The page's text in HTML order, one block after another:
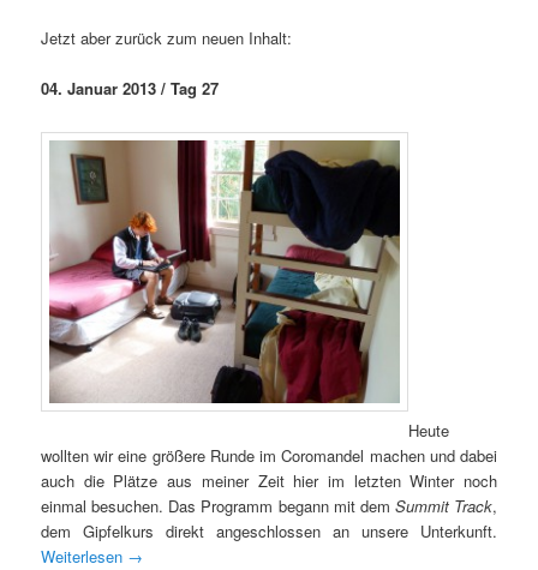
Jetzt aber zurück zum neuen Inhalt:
04. Januar 2013 / Tag 27
Heute
wollten wir eine größere Runde im Coromandel machen und dabei
auch die Plätze aus meiner Zeit hier im letzten Winter noch
einmal besuchen. Das Programm begann mit dem Summit Track,
dem Gipfelkurs direkt angeschlossen an unsere Unterkunft.
Weiterlesen →